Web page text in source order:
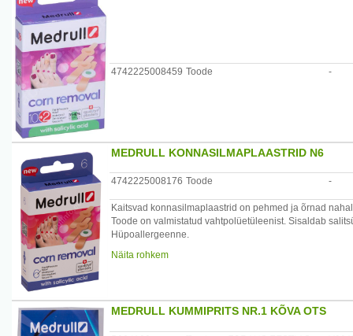
4742225008459 Toode -
MEDRULL KONNASILMAPLAASTRID N6
4742225008176 Toode -
Kaitsvad konnasilmaplaastrid on pehmed ja õrnad
Toode on valmistatud vahtpolüetüleenist. Sisaldab
Hüpoallergeenne.
Näita rohkem
MEDRULL KUMMIPRITS NR.1 KÕVA OTS